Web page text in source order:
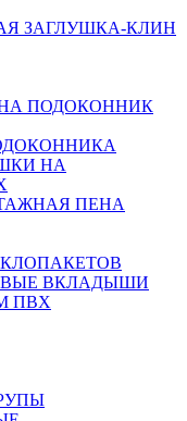
ЗАГЛУШКА-КЛИН
ПОДОКОННИК
НА
ПЕНА
ВКЛАДЫШИ
ПВХ